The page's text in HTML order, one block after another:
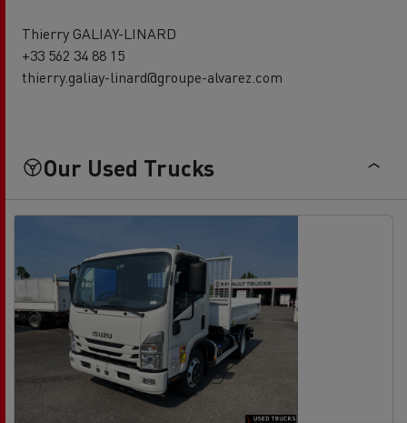
Thierry GALIAY-LINARD
+33 562 34 88 15
thierry.galiay-linard@groupe-alvarez.com
Our Used Trucks